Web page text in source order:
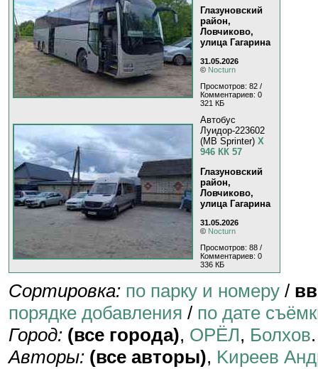
Глазуновский
район,
Ловчиково,
улица Гагарина
31.05.2026
© Nocturn
Просмотров: 82 /
Комментариев: 0
321 КБ
Автобус
Луидор-223602
(MB Sprinter) Х
946 КК 57
Глазуновский
район,
Ловчиково,
улица Гагарина
31.05.2026
© Nocturn
Просмотров: 88 /
Комментариев: 0
336 КБ
Сортировка: по парку и номеру /
порядке добавления / по дате
Город: (все города), ОРЁЛ, Болхов.
Авторы: (все авторы), Kиpeeв